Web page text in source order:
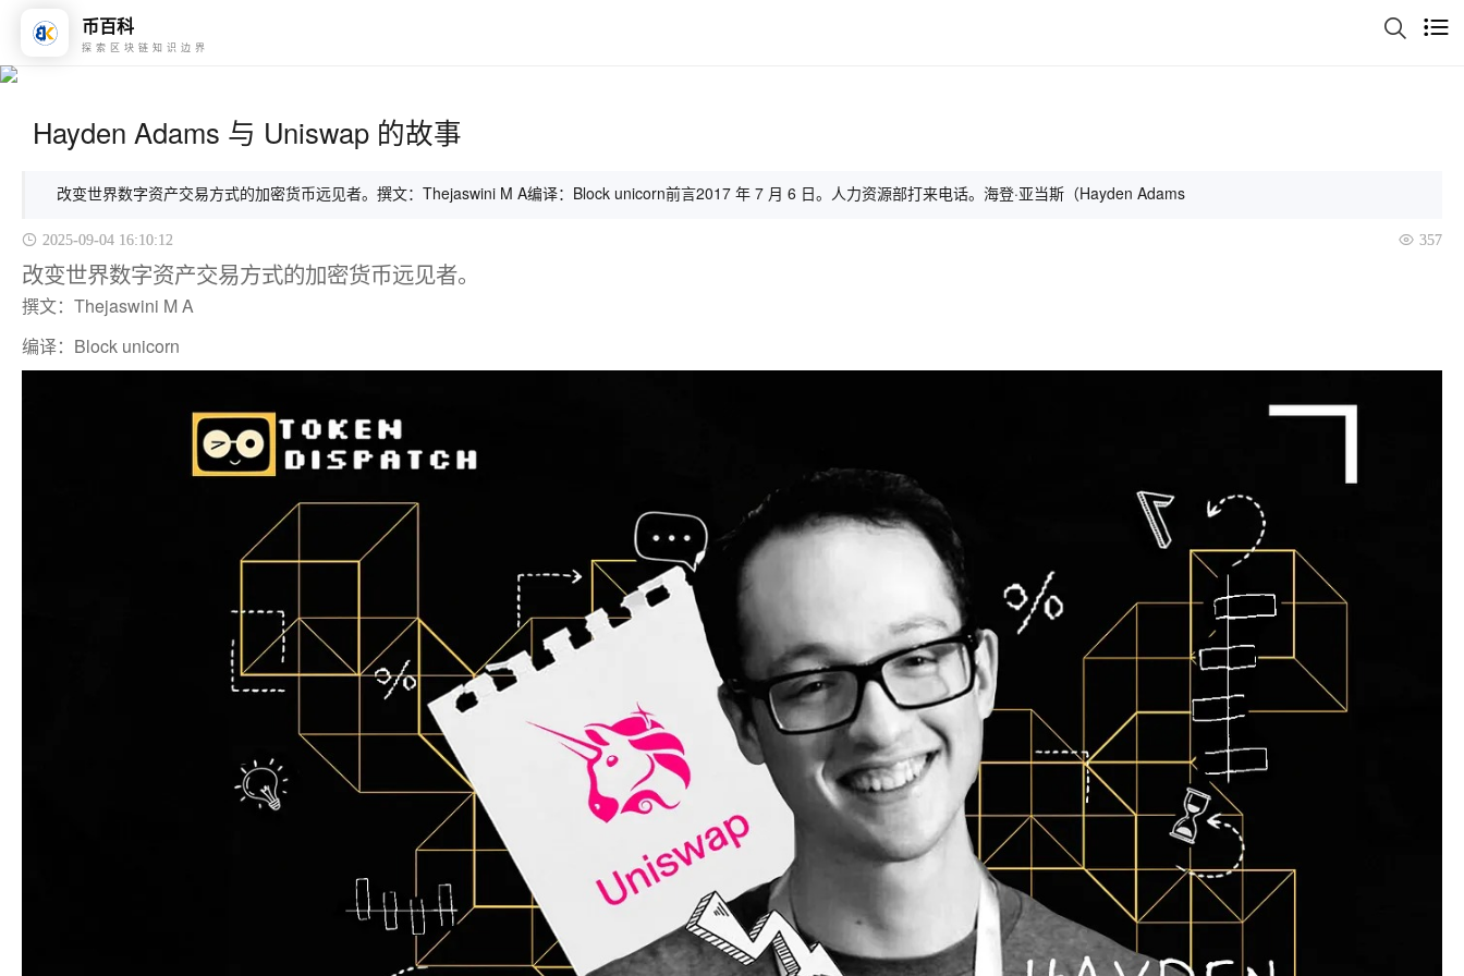
币百科
探索区块链知识边界
Hayden Adams 与 Uniswap 的故事
改变世界数字资产交易方式的加密货币远见者。撰文：Thejaswini M A编译：Block unicorn前言2017 年 7 月 6 日。人力资源部打来电话。海登·亚当斯（Hayden Adams
2025-09-04 16:10:12 357
改变世界数字资产交易方式的加密货币远见者。
撰文：Thejaswini M A
编译：Block unicorn